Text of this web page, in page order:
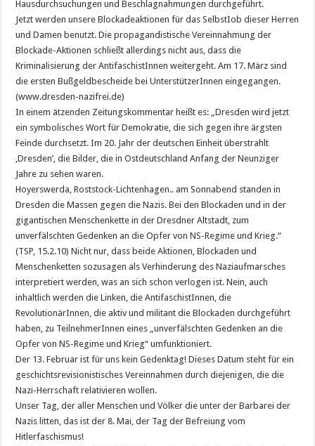
Hausdurchsuchungen und Beschlagnahmungen durchgeführt.
Jetzt werden unsere Blockadeaktionen für das SelbstIob dieser Herren
und Damen benutzt. Die propagandistische Vereinnahmung der
Blockade-Aktionen schließt allerdings nicht aus, dass die
Kriminalisierung der AntifaschistInnen weitergeht. Am 17. März sind
die ersten Bußgeldbescheide bei UnterstützerInnen eingegangen.
(www.dresden-nazifrei.de)
In einem ätzenden Zeitungskommentar heißt es: „Dresden wird jetzt
ein symbolisches Wort für Demokratie, die sich gegen ihre ärgsten
Feinde durchsetzt. Im 20. Jahr der deutschen Einheit überstrahlt
‚Dresden’, die Bilder, die in Ostdeutschland Anfang der Neunziger
Jahre zu sehen waren.
Hoyerswerda, Roststock-Lichtenhagen.. am Sonnabend standen in
Dresden die Massen gegen die Nazis. Bei den Blockaden und in der
gigantischen Menschenkette in der Dresdner Altstadt, zum
unverfälschten Gedenken an die Opfer von NS-Regime und Krieg.“
(TSP, 15.2.10) Nicht nur, dass beide Aktionen, Blockaden und
Menschenketten sozusagen als Verhinderung des Naziaufmarsches
interpretiert werden, was an sich schon verlogen ist. Nein, auch
inhaltlich werden die Linken, die AntifaschistInnen, die
RevolutionärInnen, die aktiv und militant die Blockaden durchgeführt
haben, zu TeilnehmerInnen eines „unverfälschten Gedenken an die
Opfer von NS-Regime und Krieg“ umfunktioniert.
Der 13. Februar ist für uns kein Gedenktag! Dieses Datum steht für ein
geschichtsrevisionistisches Vereinnahmen durch diejenigen, die die
Nazi-Herrschaft relativieren wollen.
Unser Tag, der aller Menschen und Völker die unter der Barbarei der
Nazis litten, das ist der 8. Mai, der Tag der Befreiung vom
Hitlerfaschismus!